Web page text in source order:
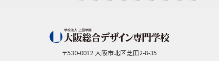
〒530-0012 大阪市北区芝田2-8-35